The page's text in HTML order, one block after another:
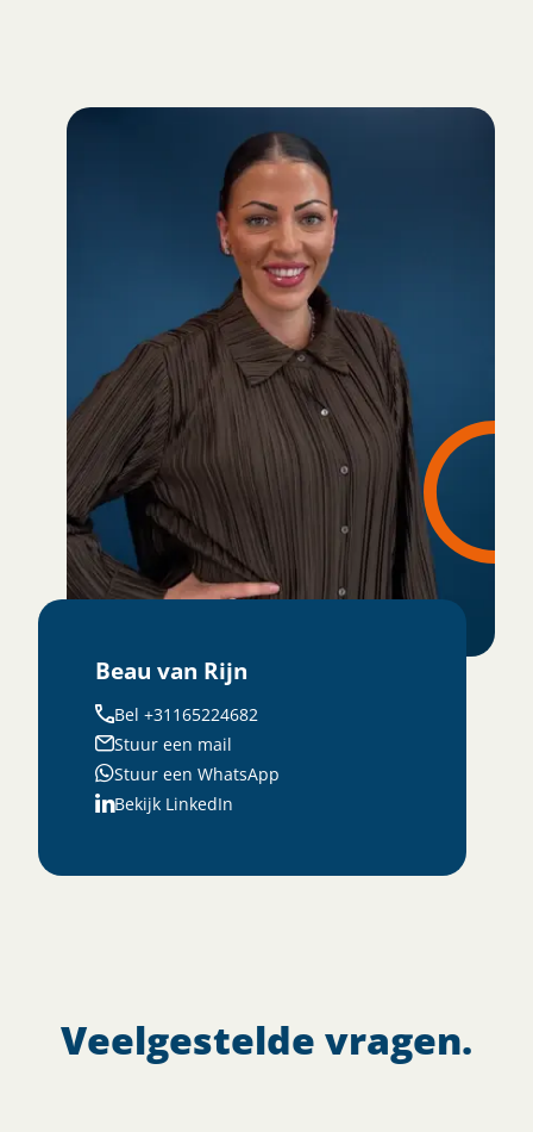
Beau van Rijn
Bel +31165224682
Stuur een mail
Stuur een WhatsApp
Bekijk LinkedIn
Veelgestelde vragen.